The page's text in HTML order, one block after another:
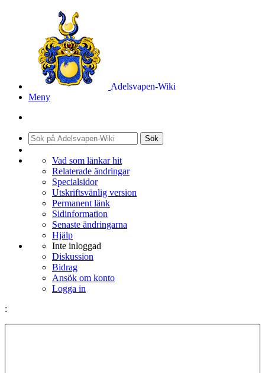
Adelsvapen-Wiki
Meny
Sök
Vad som länkar hit
Relaterade ändringar
Specialsidor
Utskriftsvänlig version
Permanent länk
Sidinformation
Senaste ändringarna
Hjälp
Inte inloggad
Diskussion
Bidrag
Ansök om konto
Logga in
: